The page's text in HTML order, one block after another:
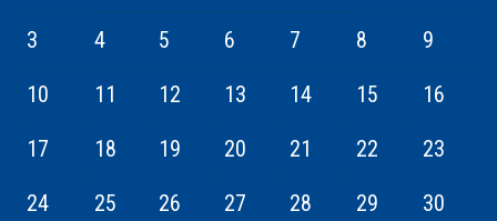
3 4 5 6 7 8 9
10 11 12 13 14 15 16
17 18 19 20 21 22 23
24 25 26 27 28 29 30